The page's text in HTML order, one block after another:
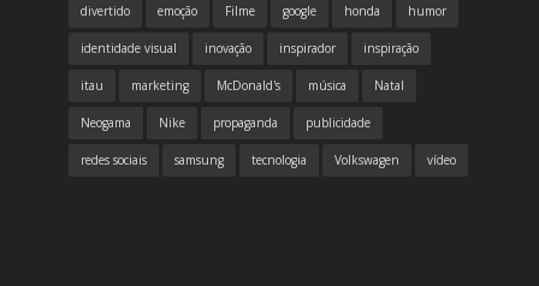
divertido emoção Filme google honda humor
identidade visual inovação inspirador inspiração
itau marketing McDonald's música Natal
Neogama Nike propaganda publicidade
redes sociais samsung tecnologia Volkswagen vídeo